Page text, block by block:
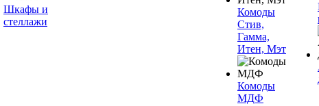
Шкафы и
стеллажи
Комоды
Стив,
Гамма,
Итен, Мэт
Комоды
МДФ